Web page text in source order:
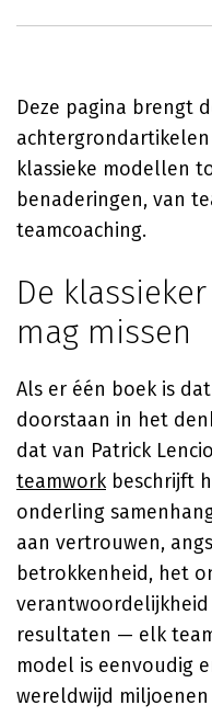
Deze pagina brengt
achtergrondartikelen
klassieke modellen
benaderingen, van
teamcoaching.
De
mag missen
Als er één boek is
doorstaan in het
dat van Patrick
teamworkbeschrijft
onderling
aan vertrouwen,
betrokkenheid, het
resultaten — elk
model is eenvoudig
wereldwijd